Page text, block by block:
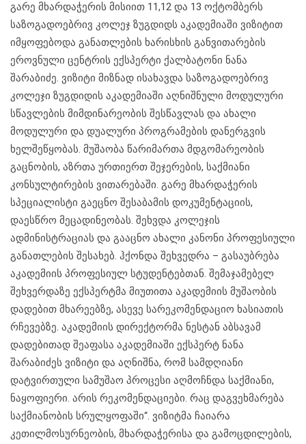
გარე მხარდაჭერის მისიით 11,12 და 13 ოქტომბერს
საზოგადოებრივ კოლეჯ ზუგდიდს აკადემიაში ვიზიტით
იმყოფებოდა განათლების ხარისხის განვითარების
ეროვნული ცენტრის ექსპერტი ქალბატონი ნანა
შარაბიძე. ვიზიტი მიზნად ისახავდა საზოგადოებრივ
კოლეჯი ზუგდიდის აკადემიაში აღნიშნული მოდულური
სწავლების მიმდინარეობის შესწავლას და ახალი
მოდულური და დუალური პროგრამების დანერგვის
ხელშეწყობას. მუშაობა წარიმართა მდგომარეობის
გაცნობის, აზრთა ურთიერთ შეჯერების, საქმიანი
კონსულტირების ვითარებაში. გარე მხარდაჭერის
სპეციალისტი გაეცნო შესაბამის დოკუმენტაციის,
დაესწრო მეცადინეობას. შეხვდა კოლეჯის
ადმინისტრაციას და გააცნო ახალი კანონი პროფესიული
განათლების შესახებ. ჰქონდა შეხვედრა – გასაუბრება
აკადემიის პროფესიულ სტუდენტებთან. შემაჯამებელ
შეხვერდაზე ექსპერტმა მიუთითა აკადემიის მუშაობის
დადებით მხარეებზე, ასევე სარეკომენდაციო ხასიათის
რჩევებზე. აკადემიის დირექტორმა ნესტან აბსავამ
დადებითად შეაფასა აკადემიაში ექსპერტ ნანა
შარაბიძეს ვიზიტი და აღნიშნა, რომ სამდღიანი
დატვირთული სამუშაო პროცესი აღმოჩნდა საქმიანი,
ნაყოფიერი. არის რეკომენდაციები. რაც დაგვეხმარება
საქმიანობის სრულყოფაში“. ვიზიტმა ჩაიარა
კეთილმოსურნეობის, მხარდაჭერისა და გამოცდილების,